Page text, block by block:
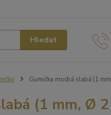
Hledat
Gumička modrá slabá (1
(1 mm, Ø